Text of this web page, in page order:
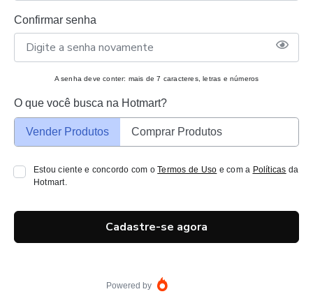
Confirmar senha
A senha deve conter: mais de 7 caracteres, letras e números
O que você busca na Hotmart?
Vender Produtos Comprar Produtos
Estou ciente e concordo com oTermos de Uso e com a Políticas da
Hotmart.
Cadastre-se agora
Powered by